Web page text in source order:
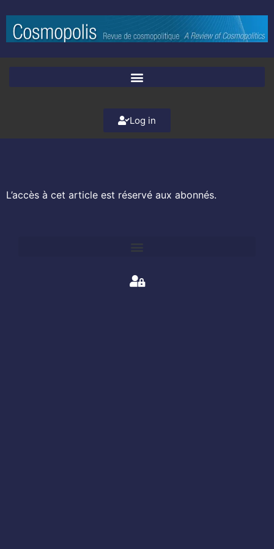
Log in
L’accès à cet article est réservé aux abonnés.